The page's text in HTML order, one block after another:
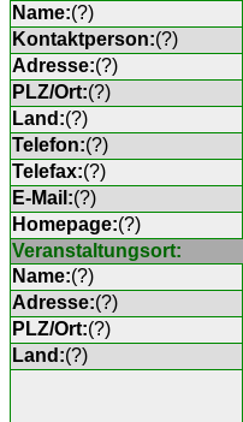
Name:(?)
Kontaktperson:(?)
Adresse:(?)
PLZ/Ort:(?)
Land:(?)
Telefon:(?)
Telefax:(?)
E-Mail:(?)
Homepage:(?)
Veranstaltungsort:
Name:(?)
Adresse:(?)
PLZ/Ort:(?)
Land:(?)